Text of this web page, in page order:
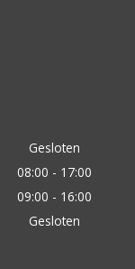
Gesloten
08:00 - 17:00
09:00 - 16:00
Gesloten